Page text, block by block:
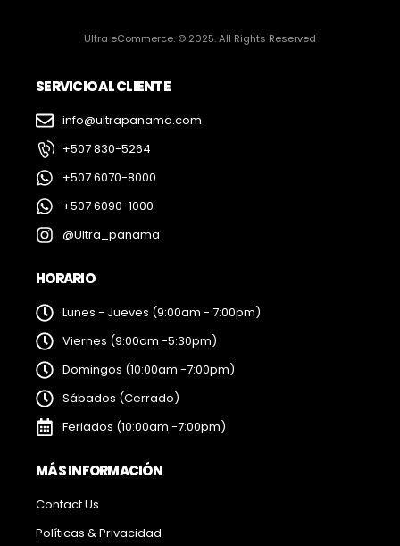
Ultra eCommerce. © 2025. All Rights Reserved
SERVICIO AL CLIENTE
info@ultrapanama.com
+507 830-5264
+507 6070-8000
+507 6090-1000
@Ultra_panama
HORARIO
Lunes - Jueves (9:00am - 7:00pm)
Viernes (9:00am -5:30pm)
Domingos (10:00am -7:00pm)
Sábados (Cerrado)
Feriados (10:00am -7:00pm)
MÁS INFORMACIÓN
Contact Us
Políticas & Privacidad